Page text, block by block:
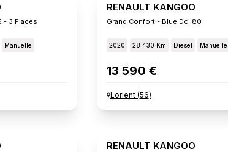
- 3 Places
Manuelle
RENAULT KANGOO
Grand Confort - Blue Dci 80
2020 28 430 Km Diesel Manuelle
13 590 €
Lorient(56)
RENAULT KANGOO